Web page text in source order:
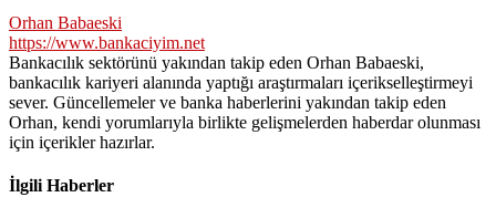
Orhan Babaeski
https://www.bankaciyim.net
Bankacılık sektörünü yakından takip eden Orhan Babaeski,
bankacılık kariyeri alanında yaptığı araştırmaları içerikselleştirmeyi
sever. Güncellemeler ve banka haberlerini yakından takip eden
Orhan, kendi yorumlarıyla birlikte gelişmelerden haberdar olunması
için içerikler hazırlar.
İlgili Haberler